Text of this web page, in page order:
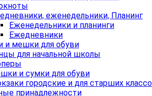
еженедельники, Планинг
Еженедельники и планинги
Ежедневники
и мешки для обуви
для начальной школы
и сумки для обуви
городские и для старших
принадлежности